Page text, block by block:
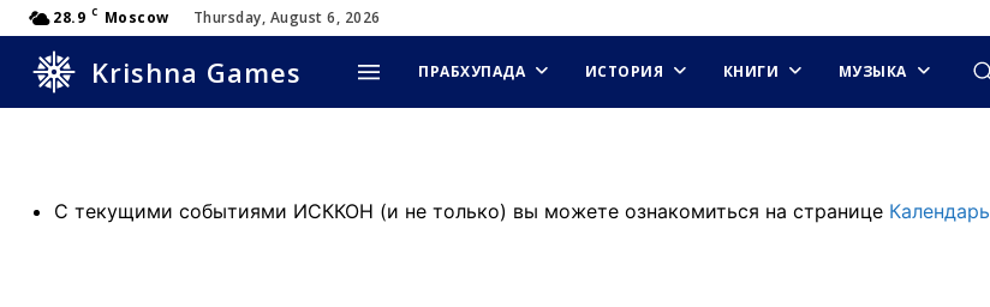
28.9 C Moscow Thursday, August 6, 2026
Krishna Games ПРАБХУПАДА ИСТОРИЯ КНИГИ МУЗЫКА
С текущими событиями ИСККОН (и не только) вы можете ознакомиться на странице Календарь